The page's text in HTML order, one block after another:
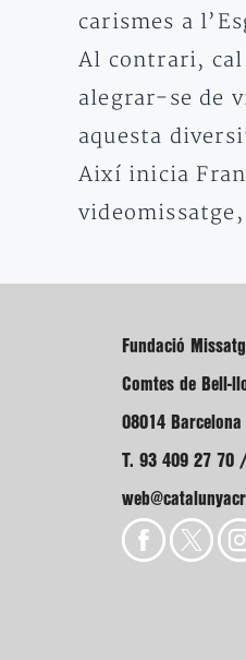
carismes a
Al contrari, cal
alegrar-se de
aquesta
Així inicia
Fundació
Comtes de Bell-
08014 Barcelona
T. 93 409 27 70